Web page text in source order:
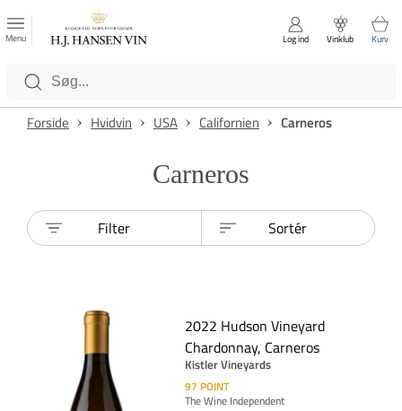
Luk
Kategorier
Menu Log ind Vinklub Kurv
Forside Hvidvin USA Californien Carneros
Carneros
Filter Sortér
2022 Hudson Vineyard
Chardonnay, Carneros
Kistler Vineyards
97 POINT
The Wine Independent